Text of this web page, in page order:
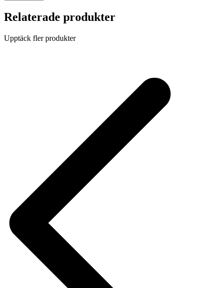
Relaterade produkter
Upptäck fler produkter